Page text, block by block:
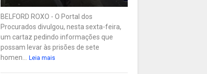
BELFORD ROXO - O Portal dos
Procurados divulgou, nesta sexta-feira,
um cartaz pedindo informações que
possam levar às prisões de sete
homen... Leia mais